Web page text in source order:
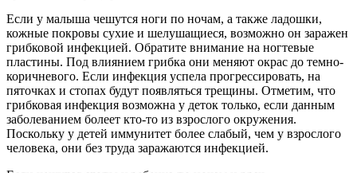
Если у малыша чешутся ноги по ночам, а также ладошки,
кожные покровы сухие и шелушащиеся, возможно он заражен
грибковой инфекцией. Обратите внимание на ногтевые
пластины. Под влиянием грибка они меняют окрас до темно-
коричневого. Если инфекция успела прогрессировать, на
пяточках и стопах будут появляться трещины. Отметим, что
грибковая инфекция возможна у деток только, если данным
заболеванием болеет кто-то из взрослого окружения.
Поскольку у детей иммунитет более слабый, чем у взрослого
человека, они без труда заражаются инфекцией.